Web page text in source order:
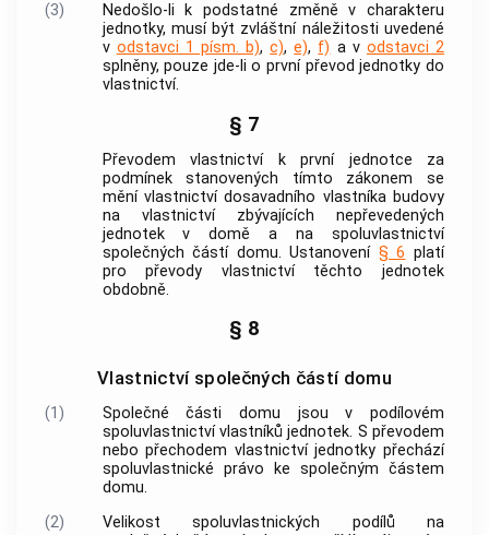
(3)
Nedošlo-li k podstatné změně v charakteru
jednotky, musí být zvláštní náležitosti uvedené
v odstavci 1 písm. b),c),e), f) a v odstavci 2
splněny, pouze jde-li o první převodjednotky do
vlastnictví.
§ 7
Převodem vlastnictví k první jednotce za
podmínek stanovených tímto zákonem se
mění vlastnictví dosavadního vlastníka budovy
na vlastnictví zbývajících nepřevedených
jednotekv domě a na spoluvlastnictví
společných částí domu. Ustanovení § 6 platí
pro převody vlastnictví těchto jednotek
obdobně.
§ 8
Vlastnictví společných částí domu
(1) Společné části domu jsou v podílovém
spoluvlastnictví vlastníkůjednotek. S převodem
nebo přechodem vlastnictvíjednotky přechází
spoluvlastnické právo ke společným částem
domu.
(2)
Velikost spoluvlastnických podílů na